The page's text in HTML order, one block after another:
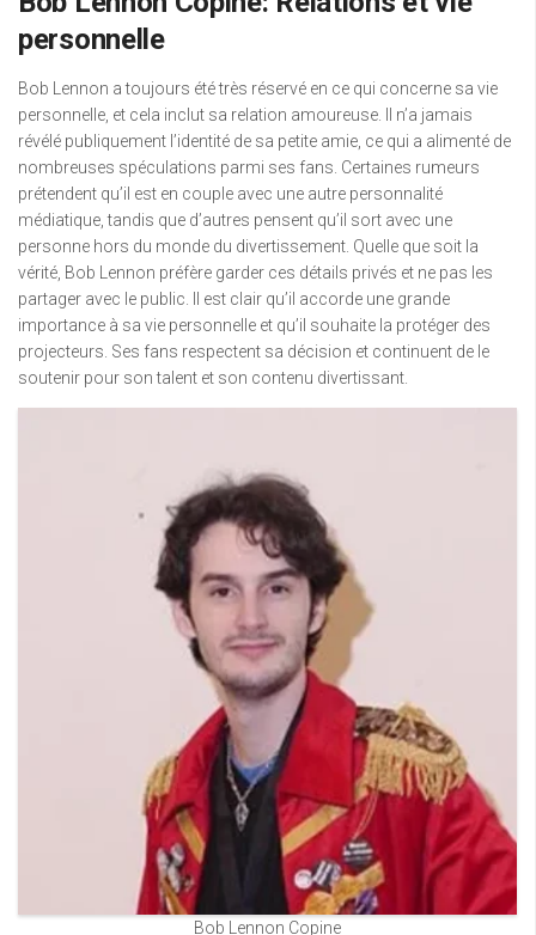
personnelle
Bob Lennon a toujours été très réservé en ce qui concerne sa vie
personnelle, et cela inclut sa relation amoureuse. Il n’a jamais
révélé publiquement l’identité de sa petite amie, ce qui a alimenté de
nombreuses spéculations parmi ses fans. Certaines rumeurs
prétendent qu’il est en couple avec une autre personnalité
médiatique, tandis que d’autres pensent qu’il sort avec une
personne hors du monde du divertissement. Quelle que soit la
vérité, Bob Lennon préfère garder ces détails privés et ne pas les
partager avec le public. Il est clair qu’il accorde une grande
importance à sa vie personnelle et qu’il souhaite la protéger des
projecteurs. Ses fans respectent sa décision et continuent de le
soutenir pour son talent et son contenu divertissant.
Bob Lennon Copine